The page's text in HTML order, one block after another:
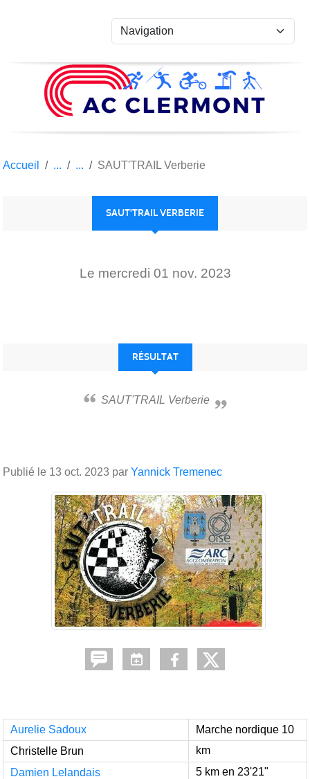
Accueil SAUT'TRAIL Verberie
SAUT'TRAIL VERBERIE
Le mercredi 01 nov. 2023
RÉSULTAT
SAUT'TRAIL Verberie
Publié le 13 oct. 2023 par Yannick Tremenec
Aurelie Sadoux
Marche nordique 10
km
Christelle Brun
5 km en 23'21"
Damien Lelandais